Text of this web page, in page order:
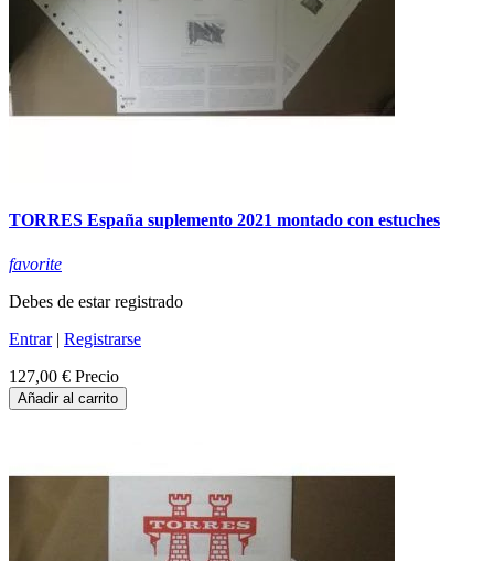
TORRES España suplemento 2021 montado con estuches
favorite
Debes de estar registrado
Entrar| Registrarse
127,00 € Precio
Añadir al carrito